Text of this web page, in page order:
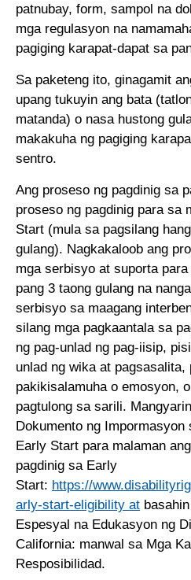
patnubay, form, sampol na
mga regulasyon na
pagiging karapat-dapat sa
Sa paketeng ito, ginagamit
upang tukuyin ang bata
matanda) o nasa hustong
makakuha ng pagiging
sentro.
Ang proseso ng pagdinig sa
proseso ng pagdinig para sa
Start (mula sa pagsilang
gulang). Nagkakaloob ang
mga serbisyo at suporta
pang 3 taong gulang na
serbisyo sa maagang
silang mga pagkaantala sa
ng pag-unlad ng pag-iisip,
unlad ng wika at pagsasalita,
pakikisalamuha o emosyon,
pagtulong sa sarili.
Dokumento ng Impormasyon
Early Start para malaman
pagdinig sa Early
Start: https://
arly-start-eligibility at
Espesyal na Edukasyon ng
California: manwal sa Mga
Resposibilidad.